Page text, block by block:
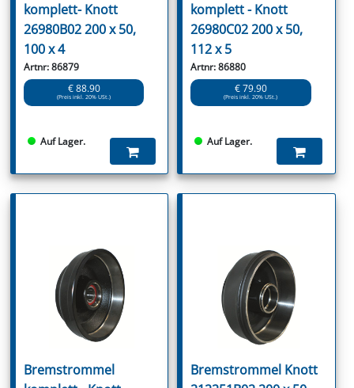
komplett- Knott
26980B02 200 x 50,
100 x 4
Artnr: 86879
€ 88.90
(Preis inkl. 20% USt.)
Auf Lager.
komplett - Knott
26980C02 200 x 50,
112 x 5
Artnr: 86880
€ 79.90
(Preis inkl. 20% USt.)
Auf Lager.
Bremstrommel
Bremstrommel Knott